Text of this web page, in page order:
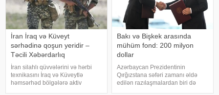
İran İraq və Küveyt
sərhədinə qoşun yeridir –
Təcili Xəbərdarlıq
İran silahlı qüvvələrini və hərbi
texnikasını İraq və Küveytlə
həmsərhəd bölgələrə aktiv
Bakı və Bişkek arasında
mühüm fond: 200 milyon
dollar
Azərbaycan Prezidentinin
Qırğızstana səfəri zamanı əldə
edilən razılaşmalardan biri də